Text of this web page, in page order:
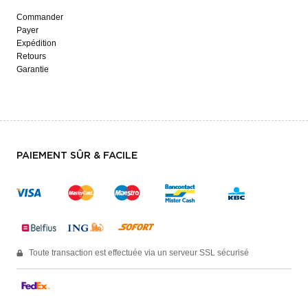
Commander
Payer
Expédition
Retours
Garantie
PAIEMENT SÛR & FACILE
Toute transaction est effectuée via un serveur SSL sécurisé